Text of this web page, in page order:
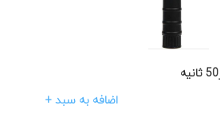
اضافه به سبد +